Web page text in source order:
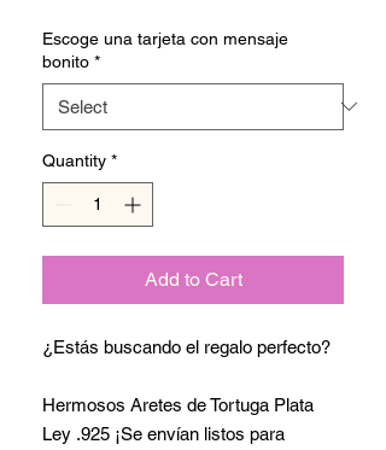
Escoge una tarjeta con mensaje
bonito *
Quantity *
Add to Cart
¿Estás buscando el regalo perfecto?
Hermosos Aretes de Tortuga Plata
Ley .925 ¡Se envían listos para